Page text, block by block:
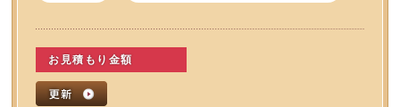
お見積もり金額